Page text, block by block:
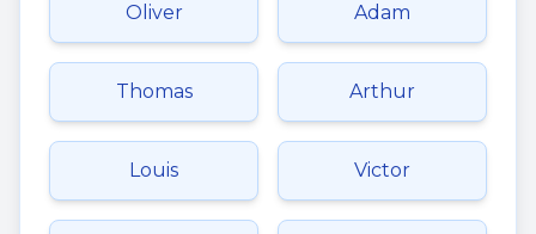
Oliver Adam
Thomas Arthur
Louis Victor